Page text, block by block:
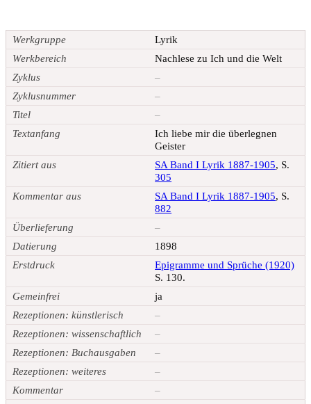
Werkgruppe
Lyrik
Werkbereich
Nachlese zu Ich und die Welt
Zyklus
–
Zyklusnummer
–
Titel
–
Textanfang
Ich liebe mir die überlegnen
Geister
Zitiert aus
SA Band I Lyrik 1887-1905, S.
305
Kommentar aus
SA Band I Lyrik 1887-1905, S.
882
Überlieferung
–
Datierung
1898
Erstdruck
Epigramme und Sprüche (1920)
S. 130.
Gemeinfrei
ja
Rezeptionen: künstlerisch
–
Rezeptionen: wissenschaftlich
–
Rezeptionen: Buchausgaben
–
Rezeptionen: weiteres
–
Kommentar
–